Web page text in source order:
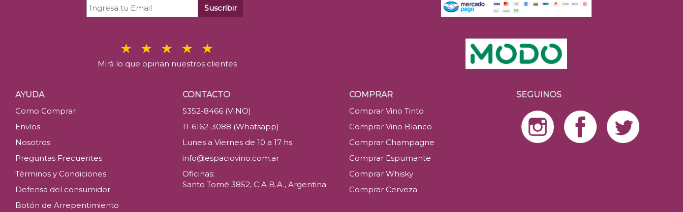
Suscribir
Mirá lo que opinan nuestros clientes
AYUDA
Como Comprar
Envíos
Nosotros
Preguntas Frecuentes
Términos y Condiciones
Defensa del consumidor
Botón de Arrepentimiento
CONTACTO
5352-8466 (VINO)
11-6162-3088 (Whatsapp)
Lunes a Viernes de 10 a 17 hs.
info@espaciovino.com.ar
Oficinas:
Santo Tomé 3852, C.A.B.A., Argentina
COMPRAR
Comprar Vino Tinto
Comprar Vino Blanco
Comprar Champagne
Comprar Espumante
Comprar Whisky
Comprar Cerveza
SEGUINOS